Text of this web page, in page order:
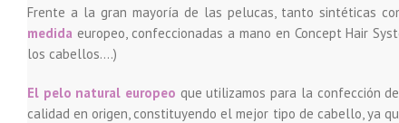
Frente a la gran mayoría de las pelucas, tanto sintéticas
medida europeo, confeccionadas a mano en Concept Hair
los cabellos….)
El pelo natural europeo que utilizamos para la confección
calidad en origen, constituyendo el mejor tipo de cabello, ya